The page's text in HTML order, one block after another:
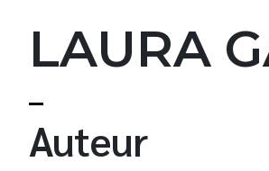
LAURA
Auteur